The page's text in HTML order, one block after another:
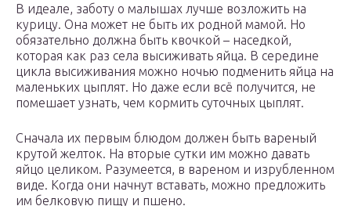
В идеале, заботу о малышах лучше возложить на
курицу. Она может не быть их родной мамой. Но
обязательно должна быть квочкой – наседкой,
которая как раз села высиживать яйца. В середине
цикла высиживания можно ночью подменить яйца на
маленьких цыплят. Но даже если всё получится, не
помешает узнать, чем кормить суточных цыплят.
Сначала их первым блюдом должен быть вареный
крутой желток. На вторые сутки им можно давать
яйцо целиком. Разумеется, в вареном и изрубленном
виде. Когда они начнут вставать, можно предложить
им белковую пищу и пшено.